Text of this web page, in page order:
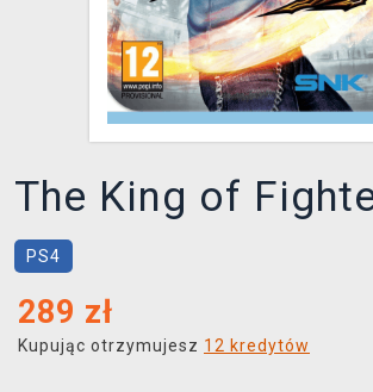
The King of
PS4
289 zł
Kupując otrzymujesz 12 kredytów